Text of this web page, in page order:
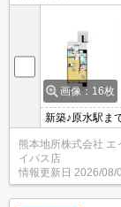
画像：16枚
新築♪原水駅ま
ロック防犯カ
費用のクレジ
00円になります
熊本地所株式会社 エ
イパス店
情報更新日 2026/08/